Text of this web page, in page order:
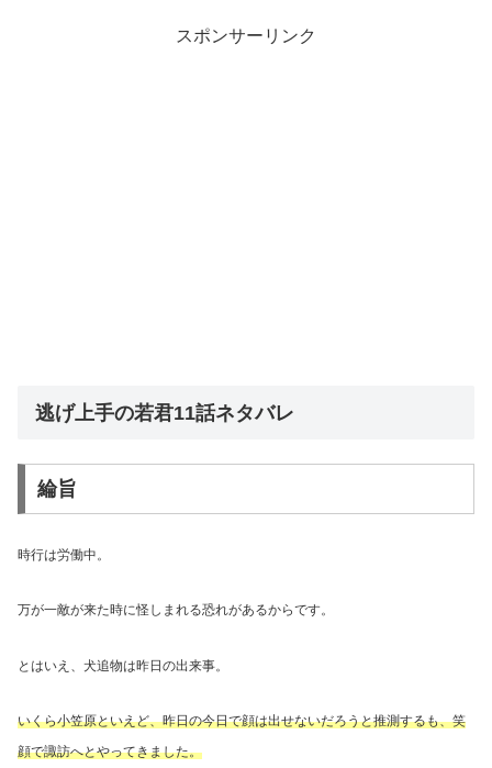
スポンサーリンク
逃げ上手の若君11話ネタバレ
綸旨
時行は労働中。
万が一敵が来た時に怪しまれる恐れがあるからです。
とはいえ、犬追物は昨日の出来事。
いくら小笠原といえど、昨日の今日で顔は出せないだろうと推測するも、笑
顔で諏訪へとやってきました。